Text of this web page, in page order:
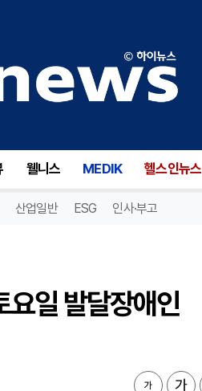
웰니스 MEDIK 헬스인뉴스
산업일반 ESG 인사·부고
요일 발달장애인